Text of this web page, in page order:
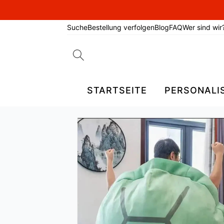
SucheBestellung verfolgenBlogFAQWer sind
STARTSEITE